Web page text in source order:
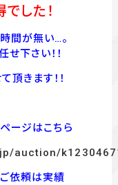
した！
間が無い…。
下さい！！
頂きます！！
ージはこちら
auction/
依頼は実績